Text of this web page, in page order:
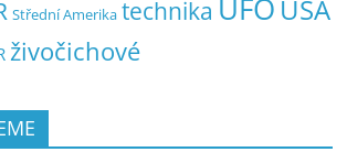
Střední Amerika technika UFO USA
živočichové